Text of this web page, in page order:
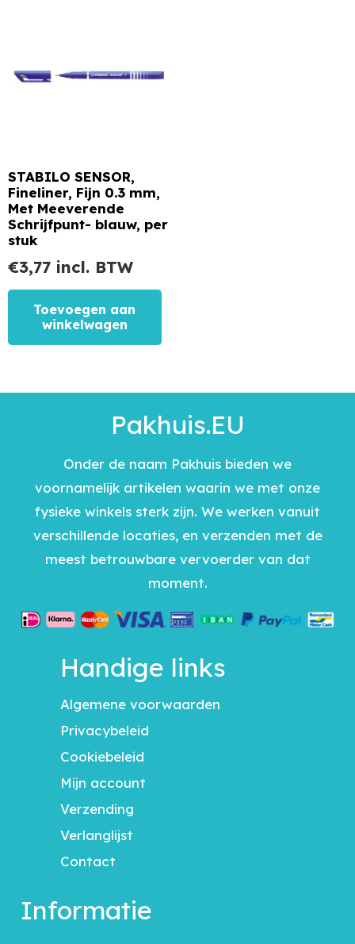
STABILO SENSOR,
Fineliner, Fijn 0.3 mm,
Met Meeverende
Schrijfpunt- blauw, per
stuk
€3,77 incl. BTW
Toevoegen aan
winkelwagen
Pakhuis.EU
Onder de naam Pakhuis bieden we
voornamelijk artikelen waarin we met onze
fysieke winkels sterk zijn. We werken vanuit
verschillende locaties, en verzenden met de
meest betrouwbare vervoerder van dat
moment.
Handige links
Algemene voorwaarden
Privacybeleid
Cookiebeleid
Mijn account
Verzending
Verlanglijst
Contact
Informatie